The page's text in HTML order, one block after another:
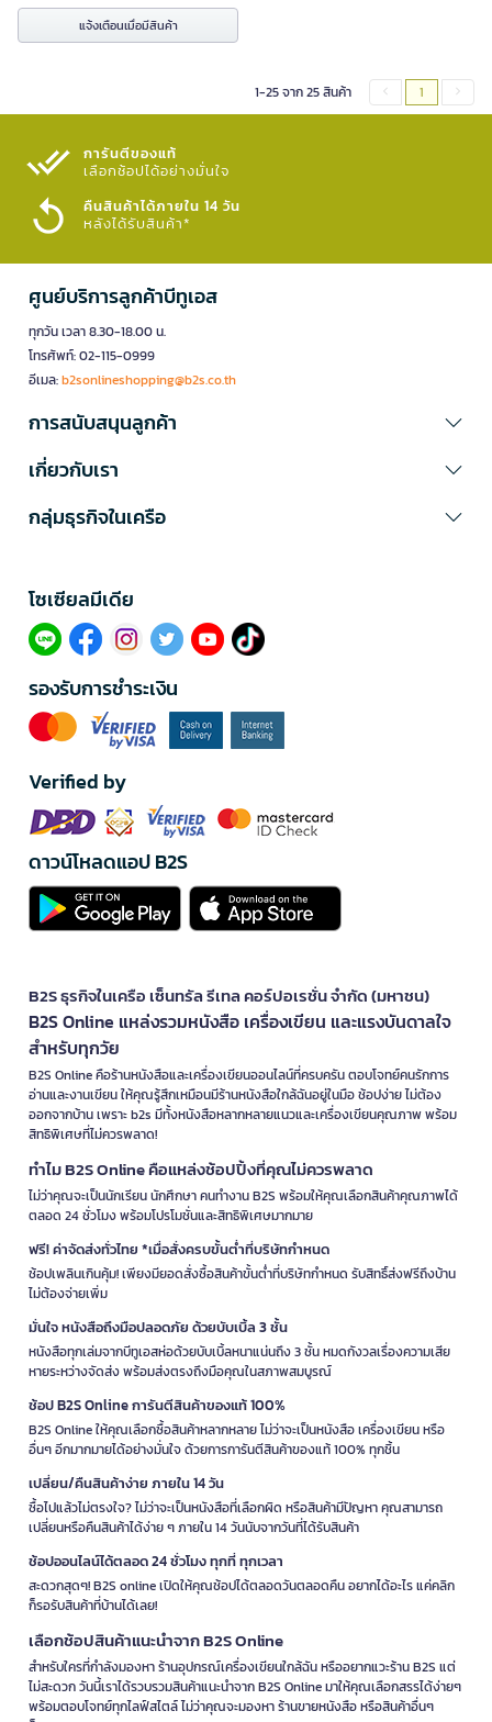
แจ้งเตือนเมื่อมีสินค้า
1-25 จาก 25 สินค้า 1
การันตีของแท้
เลือกช้อปได้อย่างมั่นใจ​
คืนสินค้าได้ภายใน 14 วัน
หลังได้รับสินค้า*
ศูนย์บริการลูกค้าบีทูเอส
ทุกวัน เวลา 8.30-18.00 น.
โทรศัพท์: 02-115-0999
อีเมล:b2sonlineshopping@b2s.co.th
การสนับสนุนลูกค้า
เกี่ยวกับเรา
กลุ่มธุรกิจในเครือ
โซเซียลมีเดีย​
รองรับการชำระเงิน
Verified by
ดาวน์โหลดแอป B2S
B2S ธุรกิจในเครือ เซ็นทรัล รีเทล คอร์ปอเรชั่น จำกัด (มหาชน)
B2S Online แหล่งรวมหนังสือ เครื่องเขียน และแรงบันดาลใจ
สำหรับทุกวัย
B2S Online คือร้านหนังสือและเครื่องเขียนออนไลน์ที่ครบครัน ตอบโจทย์คนรักการ
อ่านและงานเขียน ให้คุณรู้สึกเหมือนมีร้านหนังสือใกล้ฉันอยู่ในมือ ช้อปง่าย ไม่ต้อง
ออกจากบ้าน เพราะ b2s มีทั้งหนังสือหลากหลายแนวและเครื่องเขียนคุณภาพ พร้อม
สิทธิพิเศษที่ไม่ควรพลาด!
ทำไม B2S Online คือแหล่งช้อปปิ้งที่คุณไม่ควรพลาด
ไม่ว่าคุณจะเป็นนักเรียน นักศึกษา คนทำงาน B2S พร้อมให้คุณเลือกสินค้าคุณภาพได้
ตลอด 24 ชั่วโมง พร้อมโปรโมชั่นและสิทธิพิเศษมากมาย
ฟรี! ค่าจัดส่งทั่วไทย *เมื่อสั่งครบขั้นต่ำที่บริษัทกำหนด
ช้อปเพลินเกินคุ้ม! เพียงมียอดสั่งซื้อสินค้าขั้นต่ำที่บริษัทกำหนด รับสิทธิ์ส่งฟรีถึงบ้าน
ไม่ต้องจ่ายเพิ่ม
มั่นใจ หนังสือถึงมือปลอดภัย ด้วยบับเบิ้ล 3 ชั้น
หนังสือทุกเล่มจากบีทูเอสห่อด้วยบับเบิ้ลหนาแน่นถึง 3 ชั้น หมดกังวลเรื่องความเสีย
หายระหว่างจัดส่ง พร้อมส่งตรงถึงมือคุณในสภาพสมบูรณ์
ช้อป B2S Online การันตีสินค้าของแท้ 100%
B2S Online ให้คุณเลือกซื้อสินค้าหลากหลาย ไม่ว่าจะเป็นหนังสือ เครื่องเขียน หรือ
อื่นๆ อีกมากมายได้อย่างมั่นใจ ด้วยการการันตีสินค้าของแท้ 100% ทุกชิ้น
เปลี่ยน/คืนสินค้าง่าย ภายใน 14 วัน
ซื้อไปแล้วไม่ตรงใจ? ไม่ว่าจะเป็นหนังสือที่เลือกผิด หรือสินค้ามีปัญหา คุณสามารถ
เปลี่ยนหรือคืนสินค้าได้ง่าย ๆ ภายใน 14 วันนับจากวันที่ได้รับสินค้า
ช้อปออนไลน์ได้ตลอด 24 ชั่วโมง ทุกที่ ทุกเวลา
สะดวกสุดๆ! B2S online เปิดให้คุณช้อปได้ตลอดวันตลอดคืน อยากได้อะไร แค่คลิก
ก็รอรับสินค้าที่บ้านได้เลย!
เลือกช้อปสินค้าแนะนำจาก B2S Online
สำหรับใครที่กำลังมองหา ร้านอุปกรณ์เครื่องเขียนใกล้ฉัน หรืออยากแวะร้าน B2S แต่
ไม่สะดวก วันนี้เราได้รวบรวมสินค้าแนะนำจาก B2S Online มาให้คุณเลือกสรรได้ง่ายๆ
พร้อมตอบโจทย์ทุกไลฟ์สไตล์ ไม่ว่าคุณจะมองหา ร้านขายหนังสือ หรือสินค้าอื่นๆ